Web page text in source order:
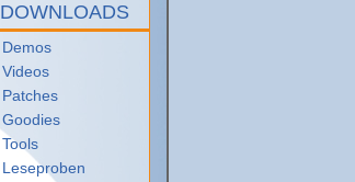
DOWNLOADS
Demos
Videos
Patches
Goodies
Tools
Leseproben